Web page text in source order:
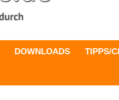
DOWNLOADS TIPPS/